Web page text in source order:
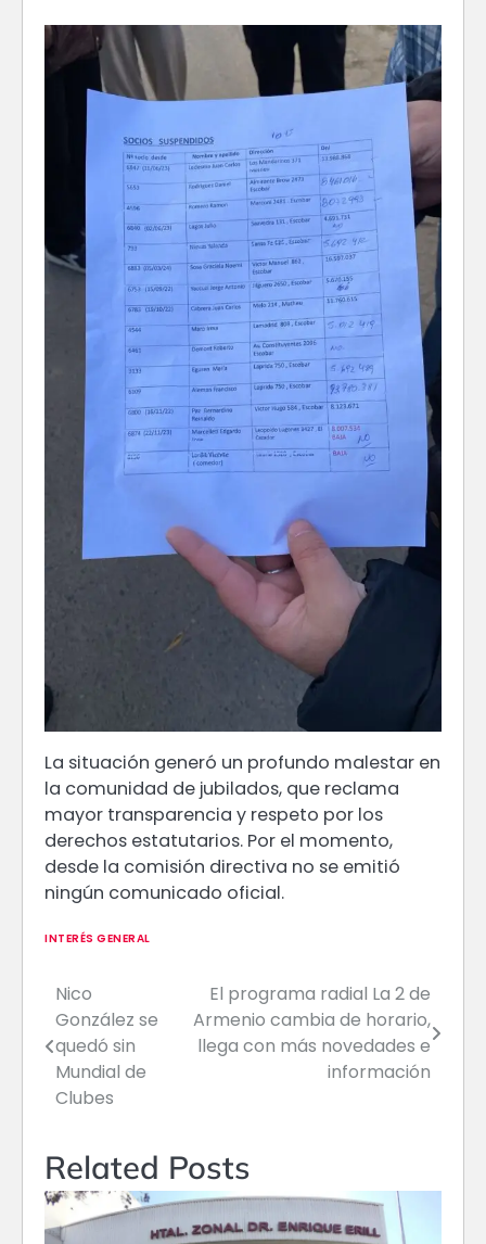
La situación generó un profundo malestar en
la comunidad de jubilados, que reclama
mayor transparencia y respeto por los
derechos estatutarios. Por el momento,
desde la comisión directiva no se emitió
ningún comunicado oficial.
INTERÉS GENERAL
Navegación
de
entradas
Nico
González se
quedó sin
Mundial de
Clubes
El programa radial La 2 de
Armenio cambia de horario,
llega con más novedades e
información
Related Posts